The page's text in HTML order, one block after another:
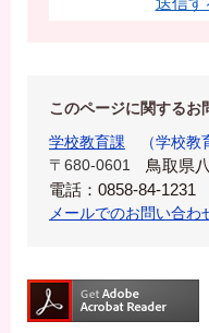
このページに関するお
学校教育課
学校教
〒680-0601
鳥取県
電話：0858-84-1231
メールでのお問い合わ